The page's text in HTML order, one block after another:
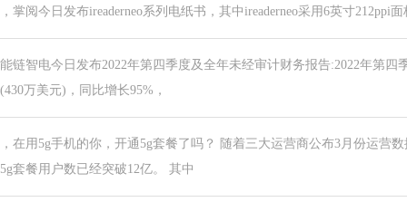
，掌阅今日发布ireaderneo系列电纸书，其中ireaderneo采用6英寸212ppi
能链智电今日发布2022年第四季度及全年未经审计财务报告:2022年第四
(430万美元)，同比增长95%，
，在用5g手机的你，开通5g套餐了吗？ 随着三大运营商公布3月份运营
5g套餐用户数已经突破12亿。 其中